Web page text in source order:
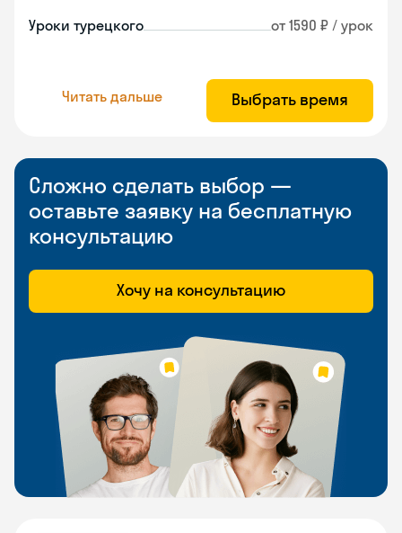
Уроки турецкого от 1590 ₽ / урок
Читать дальше Выбрать время
Сложно сделать выбор —
оставьте заявку на бесплатную
консультацию
Хочу на консультацию